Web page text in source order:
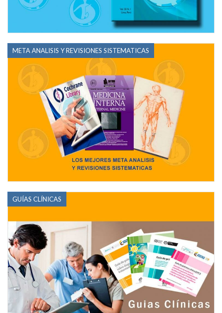
META ANALISIS Y REVISIONES SISTEMATICAS
GUÍAS CLÍNICAS